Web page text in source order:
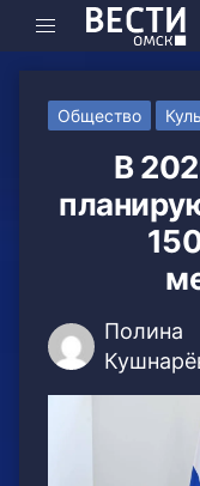
Общество
В
Полина